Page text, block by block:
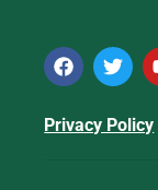
Privacy Policy